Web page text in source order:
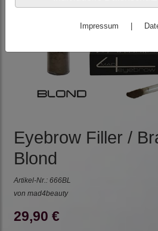
Eyebrow Filler /
Blond
Artikel-Nr.: 666BL
von mad4beauty
29,90 €
Impressum